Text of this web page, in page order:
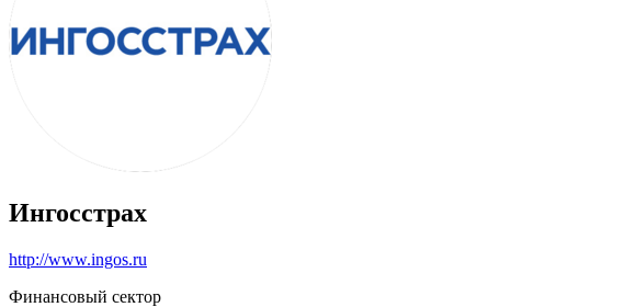
Ингосстрах
http://www.ingos.ru
Финансовый сектор